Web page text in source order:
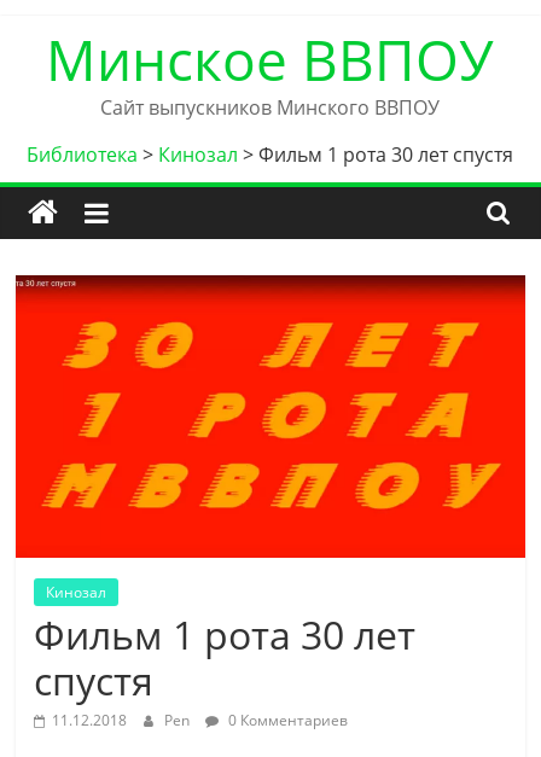
contentМинское ВВПОУ
Сайт выпускников Минского ВВПОУ
Библиотека > Кинозал >Фильм 1 рота 30 лет спустя
Кинозал
Фильм 1 рота 30 лет
спустя
11.12.2018 Pen 0 Комментариев